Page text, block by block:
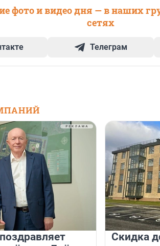
фото и видео дня — в наших
сетях
Телеграм
Скидка